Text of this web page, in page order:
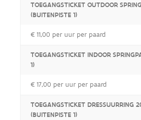
TOEGANGSTICKET OUTDOOR
(BUITENPISTE 1)
€ 11,00 per uur per paard
TOEGANGSTICKET INDOOR
1)
€ 17,00 per uur per paard
TOEGANGSTICKET DRESSUURRING
(BUITENPISTE 1)